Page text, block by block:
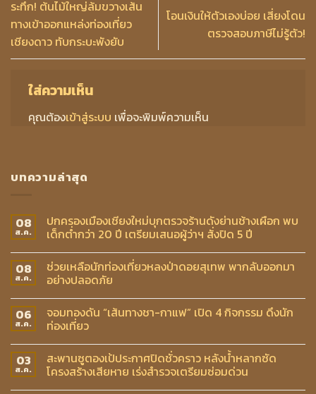
ระทึก! ต้นไม้ใหญ่ล้มขวางเส้น
ทางเข้าออกแหล่งท่องเที่ยว
เชียงดาว ทับกระบะพังยับ
โอนเงินให้ตัวเองบ่อย เสี่ยงโดน
ตรวจสอบภาษีไม่รู้ตัว!
ใส่ความเห็น
คุณต้องเข้าสู่ระบบ เพื่อจะพิมพ์ความเห็น
บทความล่าสุด
08
ส.ค.
ปกครองเมืองเชียงใหม่บุกตรวจร้านดังย่านช้างเผือก พบ
เด็กต่ำกว่า 20 ปี เตรียมเสนอผู้ว่าฯ สั่งปิด 5 ปี
08
ส.ค.
ช่วยเหลือนักท่องเที่ยวหลงป่าดอยสุเทพ พากลับออกมา
อย่างปลอดภัย
06
ส.ค.
จอมทองดัน “เส้นทางชา-กาแฟ” เปิด 4 กิจกรรม ดึงนัก
ท่องเที่ยว
03
ส.ค.
สะพานซูตองเป้ประกาศปิดชั่วคราว หลังน้ำหลากซัด
โครงสร้างเสียหาย เร่งสำรวจเตรียมซ่อมด่วน